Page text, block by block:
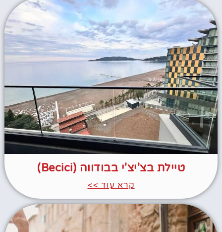
טיילת בצ'יצ'י בבודווה (Becici)
קרא עוד >>